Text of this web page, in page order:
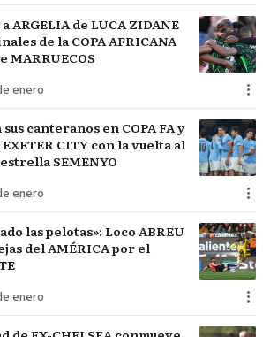
ARGELIA de LUCA ZIDANE
de la COPA AFRICANA
MARRUECOS
enero
canteranos en COPA FA y
CITY con la vuelta al
SEMENYO
enero
las pelotas»: Loco ABREU
enero